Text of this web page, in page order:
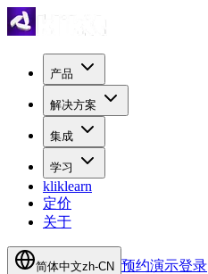
产品
解决方案
集成
学习
kliklearn
定价
关于
简体中文zh-CN 预约演示登录